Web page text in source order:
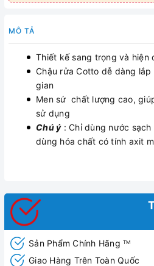
MÔ TẢ
Thiết kế sang trọng và hiện
Chậu rửa Cotto dễ dàng
gian
Men sứ chất lượng cao,
sử dụng
Chú ý: Chỉ dùng nước sạch
dùng hóa chất có tính axit
Sản Phẩm Chính Hãng TM
Giao Hàng Trên Toàn Quốc